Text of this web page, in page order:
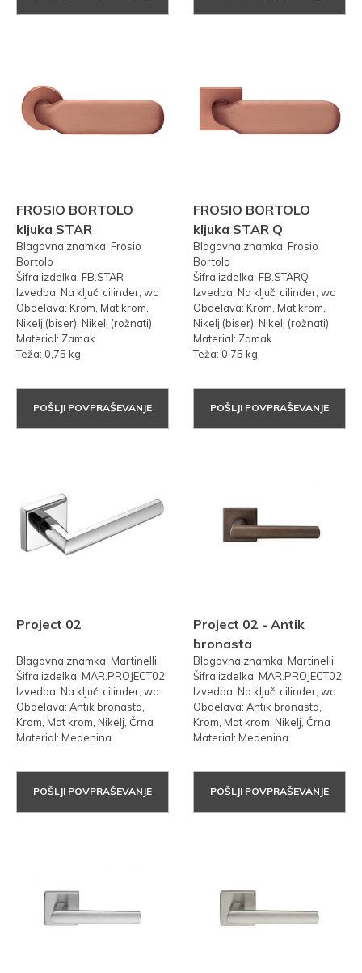
FROSIO BORTOLO
kljuka STAR
Blagovna znamka: Frosio
Bortolo
Šifra izdelka: FB.STAR
Izvedba: Na ključ, cilinder, wc
Obdelava: Krom, Mat krom,
Nikelj (biser), Nikelj (rožnati)
Material: Zamak
Teža: 0,75 kg
POŠLJI POVPRAŠEVANJE
FROSIO BORTOLO
kljuka STAR Q
Blagovna znamka: Frosio
Bortolo
Šifra izdelka: FB.STARQ
Izvedba: Na ključ, cilinder, wc
Obdelava: Krom, Mat krom,
Nikelj (biser), Nikelj (rožnati)
Material: Zamak
Teža: 0,75 kg
POŠLJI POVPRAŠEVANJE
Project 02
Blagovna znamka: Martinelli
Šifra izdelka: MAR.PROJECT02
Izvedba: Na ključ, cilinder, wc
Obdelava: Antik bronasta,
Krom, Mat krom, Nikelj, Črna
Material: Medenina
POŠLJI POVPRAŠEVANJE
Project 02 - Antik
bronasta
Blagovna znamka: Martinelli
Šifra izdelka: MAR.PROJECT02
Izvedba: Na ključ, cilinder, wc
Obdelava: Antik bronasta,
Krom, Mat krom, Nikelj, Črna
Material: Medenina
POŠLJI POVPRAŠEVANJE